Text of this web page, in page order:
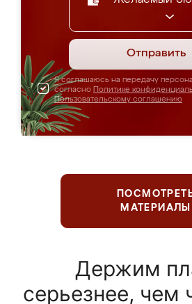
Отправить
Я соглашаюсь на передачу
согласно Политике
Пользовательскому соглашению
МАТЕРИАЛЫ
Держим
серьезнее, чем